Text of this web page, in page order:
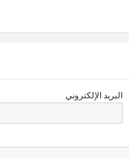
البريد الإلكتروني